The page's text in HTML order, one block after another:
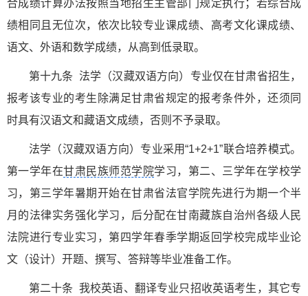
合成绩计算办法按照当地招生主管部门规定执行；若综合成
绩相同且无位次，依次比较专业课成绩、高考文化课成绩、
语文、外语和数学成绩，从高到低录取。
第十九条 法学（汉藏双语方向）专业仅在甘肃省招生，
报考该专业的考生除满足甘肃省规定的报考条件外，还须同
时具有汉语文和藏语文成绩，否则不予录取。
法学（汉藏双语方向）专业采用“1+2+1”联合培养模式。
第一学年在甘肃民族师范学院学习，第二、三学年在学校学
习，第三学年暑期开始在甘肃省法官学院先进行为期一个半
月的法律实务强化学习，后分配在甘南藏族自治州各级人民
法院进行专业实习，第四学年春季学期返回学校完成毕业论
文（设计）开题、撰写、答辩等毕业准备工作。
第二十条 我校英语、翻译专业只招收英语考生，其它专